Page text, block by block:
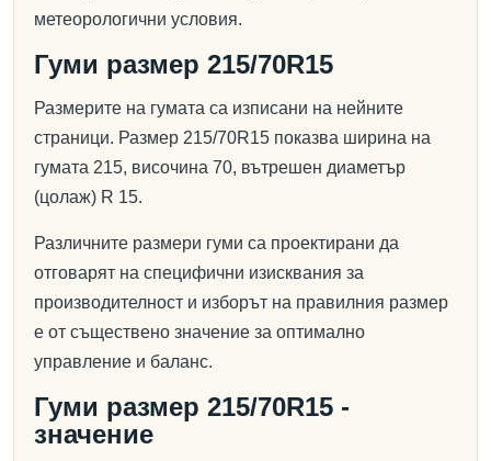
метеорологични условия.
Гуми размер 215/70R15
Размерите на гумата са изписани на нейните
страници. Размер 215/70R15 показва ширина на
гумата 215, височина 70, вътрешен диаметър
(цолаж) R 15.
Различните размери гуми са проектирани да
отговарят на специфични изисквания за
производителност и изборът на правилния размер
е от съществено значение за оптимално
управление и баланс.
Гуми размер 215/70R15 -
значение